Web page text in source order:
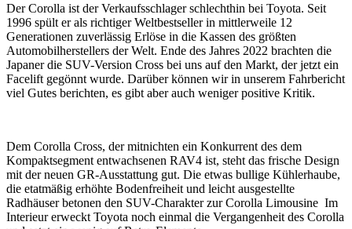
Der Corolla ist der Verkaufsschlager schlechthin bei Toyota. Seit
1996 spült er als richtiger Weltbestseller in mittlerweile 12
Generationen zuverlässig Erlöse in die Kassen des größten
Automobilherstellers der Welt. Ende des Jahres 2022 brachten die
Japaner die SUV-Version Cross bei uns auf den Markt, der jetzt ein
Facelift gegönnt wurde. Darüber können wir in unserem Fahrbericht
viel Gutes berichten, es gibt aber auch weniger positive Kritik.
Dem Corolla Cross, der mitnichten ein Konkurrent des dem
Kompaktsegment entwachsenen RAV4 ist, steht das frische Design
mit der neuen GR-Ausstattung gut. Die etwas bullige Kühlerhaube,
die etatmäßig erhöhte Bodenfreiheit und leicht ausgestellte
Radhäuser betonen den SUV-Charakter zur Corolla Limousine Im
Interieur erweckt Toyota noch einmal die Vergangenheit des Corolla